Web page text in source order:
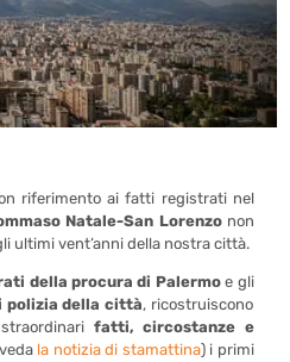
riferimento ai fatti registrati nel
Natale-San Lorenzonon
ultimi vent’anni della nostra città.
della procura di Palermoe gli
polizia della città, ricostruiscono
fatti, circostanze e
la notizia di stamattina) i primi